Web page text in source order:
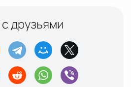
с друзьями